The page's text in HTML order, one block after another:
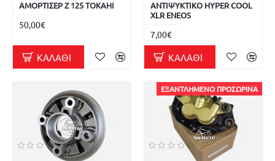
ΑΜΟΡΤΙΣΕΡ Z 125 TOKAHI
50,00€
ΚΑΛΆΘΙ
ΑΝΤΙΨΥΚΤΙΚΟ HYPER COOL
XLR ENEOS
7,00€
ΚΑΛΆΘΙ
ΕΞΑΝΤΛΗΜΈΝΟ ΠΡΟΣΩΡΙΝΆ